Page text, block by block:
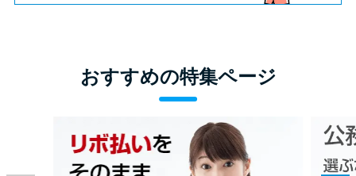
おすすめの特集ページ